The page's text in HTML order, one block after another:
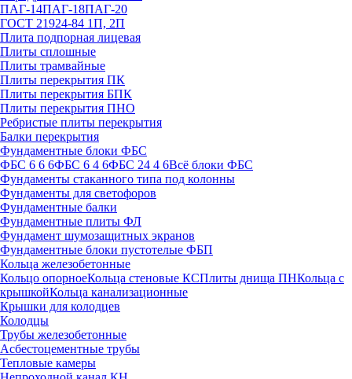
ПАГ-14ПАГ-18ПАГ-20
ГОСТ 21924-84 1П, 2П
Плита подпорная лицевая
Плиты сплошные
Плиты трамвайные
Плиты перекрытия ПК
Плиты перекрытия БПК
Плиты перекрытия ПНО
Ребристые плиты перекрытия
Балки перекрытия
Фундаментные блоки ФБС
ФБС 6 6 6ФБС 6 4 6ФБС 24 4 6Всё блоки ФБС
Фундаменты стаканного типа под колонны
Фундаменты для светофоров
Фундаментные балки
Фундаментные плиты ФЛ
Фундамент шумозащитных экранов
Фундаментные блоки пустотелые ФБП
Кольца железобетонные
Кольцо опорноеКольца стеновые КСПлиты днища ПНКольца с
крышкойКольца канализационные
Крышки для колодцев
Колодцы
Трубы железобетонные
Асбестоцементные трубы
Тепловые камеры